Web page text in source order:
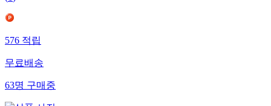
576적립
무료배송
63명구매중